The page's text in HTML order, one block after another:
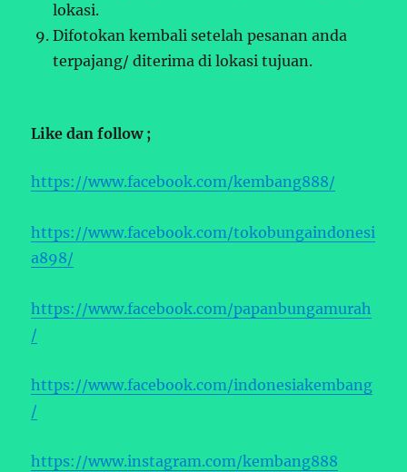
lokasi.
Difotokan kembali setelah pesanan anda
terpajang/ diterima di lokasi tujuan.
Like dan follow ;
https://www.facebook.com/kembang888/
https://www.facebook.com/tokobungaindonesi
a898/
https://www.facebook.com/papanbungamurah
/
https://www.facebook.com/indonesiakembang
/
https://www.instagram.com/kembang888